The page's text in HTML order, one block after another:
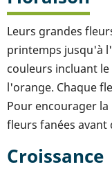
Leurs grandes
printemps jusqu'à
couleurs incluant
l'orange. Chaque
Pour encourager
fleurs fanées
Croissance